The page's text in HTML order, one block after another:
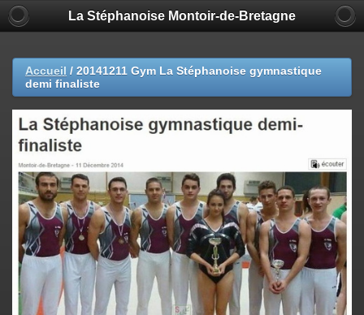
La Stéphanoise Montoir-de-Bretagne
Accueil / 20141211 Gym La Stéphanoise gymnastique
demi finaliste